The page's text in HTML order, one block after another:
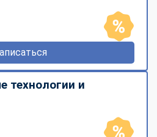
технологии и